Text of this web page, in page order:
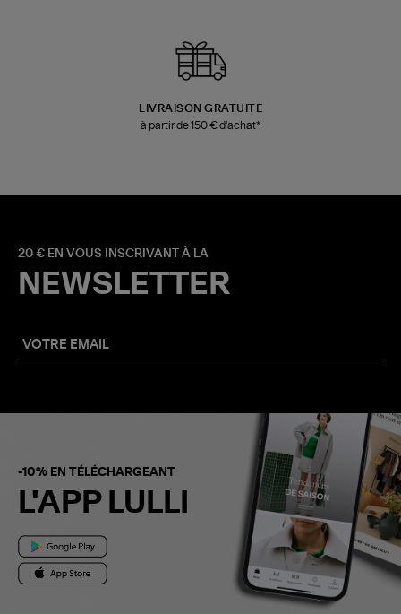
LIVRAISON GRATUITE
à partir de 150 € d'achat*
20 € EN VOUS INSCRIVANT À LA
NEWSLETTER
-10% EN TÉLÉCHARGEANT
L'APP LULLI